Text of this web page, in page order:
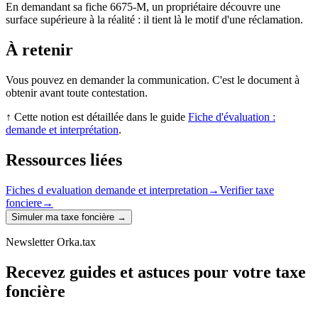
En demandant sa fiche 6675-M, un propriétaire découvre une
surface supérieure à la réalité : il tient là le motif d'une réclamation.
À retenir
Vous pouvez en demander la communication. C'est le document à
obtenir avant toute contestation.
↑ Cette notion est détaillée dans le guide Fiche d'évaluation :
demande et interprétation.
Ressources liées
Fiches d evaluation demande et interpretation →Verifier taxe
fonciere→
Simuler ma taxe foncière →
Newsletter Orka.tax
Recevez guides et astuces pour votre taxe
foncière